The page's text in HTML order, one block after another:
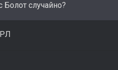
Болот случайно?